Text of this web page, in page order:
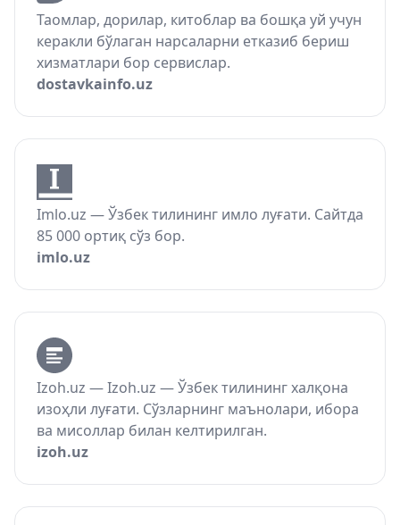
Таомлар, дорилар, китоблар ва бошқа уй учун
керакли бўлаган нарсаларни етказиб бериш
хизматлари бор сервислар.
dostavkainfo.uz
Imlo.uz — Ўзбек тилининг имло луғати. Сайтда
85 000 ортиқ сўз бор.
imlo.uz
Izoh.uz — Izoh.uz — Ўзбек тилининг халқона
изоҳли луғати. Сўзларнинг маънолари, ибора
ва мисоллар билан келтирилган.
izoh.uz